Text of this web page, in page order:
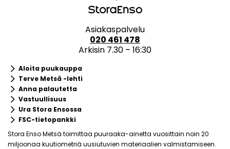
Asiakaspalvelu
020 461 478
Arkisin 7.30 – 16:30
keyboard_arrow_rightAloita puukauppa
keyboard_arrow_rightTerve Metsä -lehti
keyboard_arrow_rightAnna palautetta
keyboard_arrow_rightVastuullisuus
keyboard_arrow_rightUra Stora Ensossa
keyboard_arrow_rightFSC-tietopankki
Stora Enso Metsä toimittaa puuraaka-ainetta vuosittain noin 20
miljoonaa kuutiometriä uusiutuvien materiaalien valmistamiseen.